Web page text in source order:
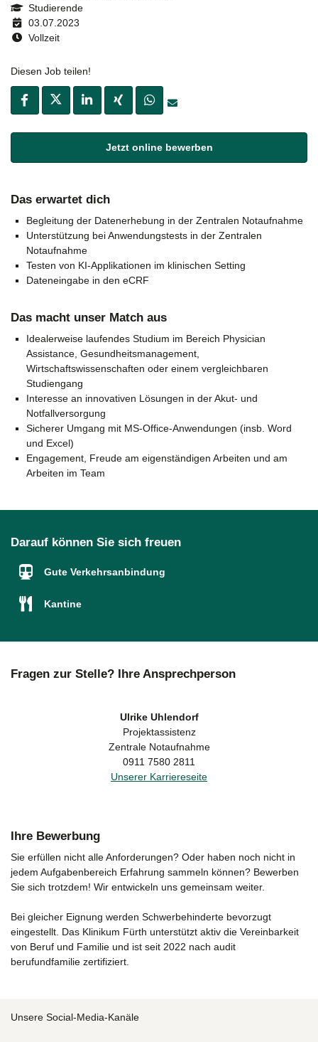
Studierende
03.07.2023
Vollzeit
Diesen Job teilen!
Jetzt online bewerben
Das erwartet dich
Begleitung der Datenerhebung in der Zentralen Notaufnahme
Unterstützung bei Anwendungstests in der Zentralen
Notaufnahme
Testen von KI-Applikationen im klinischen Setting
Dateneingabe in den eCRF
Das macht unser Match aus
Idealerweise laufendes Studium im Bereich Physician
Assistance, Gesundheitsmanagement,
Wirtschaftswissenschaften oder einem vergleichbaren
Studiengang
Interesse an innovativen Lösungen in der Akut- und
Notfallversorgung
Sicherer Umgang mit MS-Office-Anwendungen (insb. Word
und Excel)
Engagement, Freude am eigenständigen Arbeiten und am
Arbeiten im Team
Darauf können Sie sich freuen
Gute Verkehrsanbindung
Kantine
Fragen zur Stelle? Ihre Ansprechperson
Ulrike Uhlendorf
Projektassistenz
Zentrale Notaufnahme
0911 7580 2811
Unserer Karriereseite
Ihre Bewerbung
Sie erfüllen nicht alle Anforderungen? Oder haben noch nicht in
jedem Aufgabenbereich Erfahrung sammeln können? Bewerben
Sie sich trotzdem! Wir entwickeln uns gemeinsam weiter.
Bei gleicher Eignung werden Schwerbehinderte bevorzugt
eingestellt. Das Klinikum Fürth unterstützt aktiv die Vereinbarkeit
von Beruf und Familie und ist seit 2022 nach audit
berufundfamilie zertifiziert.
Unsere Social-Media-Kanäle